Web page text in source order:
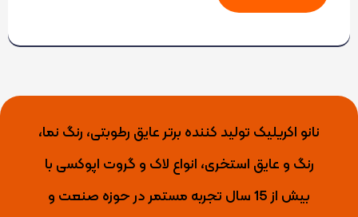
نانو اکریلیک تولید کننده برتر عایق رطوبتی، رنگ نما،
رنگ و عایق استخری، انواع لاک و گروت اپوکسی با
بیش از 15 سال تجربه مستمر در حوزه صنعت و